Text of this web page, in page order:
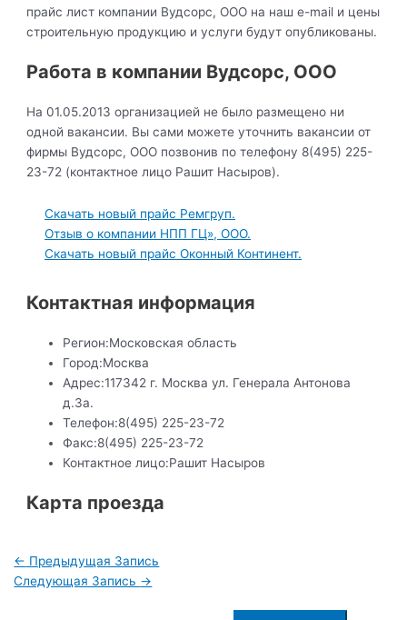
прайс лист компании Вудсорс, ООО на наш e-mail и цены
строительную продукцию и услуги будут опубликованы.
Работа в компании Вудсорс, ООО
На 01.05.2013 организацией не было размещено ни
одной вакансии. Вы сами можете уточнить вакансии от
фирмы Вудсорс, ООО позвонив по телефону 8(495) 225-
23-72 (контактное лицо Рашит Насыров).
Скачать новый прайс Ремгруп.
Отзыв о компании НПП ГЦ», ООО.
Скачать новый прайс Оконный Континент.
Контактная информация
Регион:Московская область
Город:Москва
Адрес:117342 г. Москва ул. Генерала Антонова
д.3а.
Телефон:8(495) 225-23-72
Факс:8(495) 225-23-72
Контактное лицо:Рашит Насыров
Карта проезда
Навигация
по
← Предыдущая Запись
Следующая Запись →